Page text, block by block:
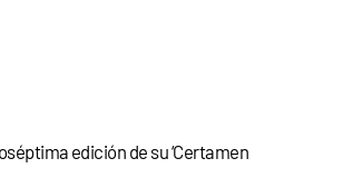
edición de su ‘Certamen